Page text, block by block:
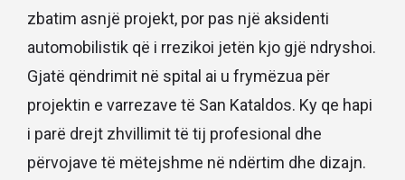
zbatim asnjë projekt, por pas një aksidenti
automobilistik që i rrezikoi jetën kjo gjë ndryshoi.
Gjatë qëndrimit në spital ai u frymëzua për
projektin e varrezave të San Kataldos. Ky qe hapi
i parë drejt zhvillimit të tij profesional dhe
përvojave të mëtejshme në ndërtim dhe dizajn.